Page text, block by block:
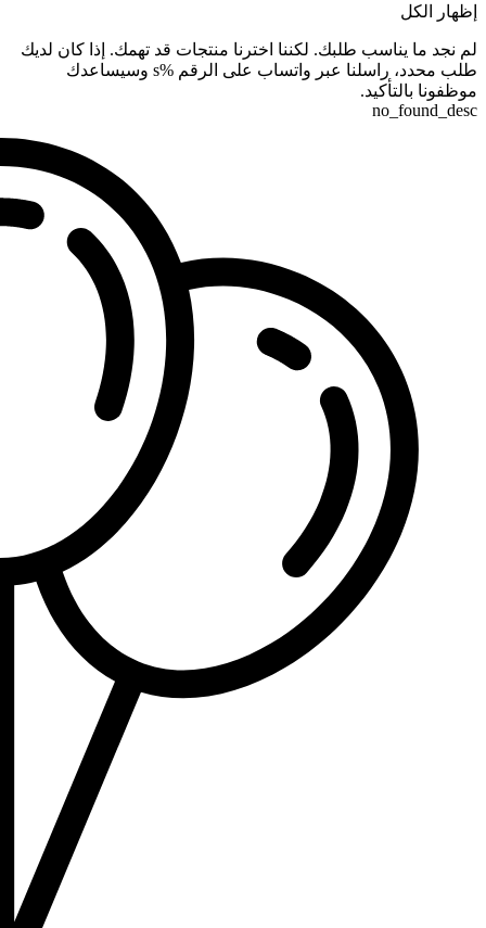
إظهار الكل
لم نجد ما يناسب طلبك. لكننا اخترنا منتجات قد تهمك. إذا كان لديك
طلب محدد، راسلنا عبر واتساب على الرقم %s وسيساعدك
موظفونا بالتأكيد.
no_found_desc